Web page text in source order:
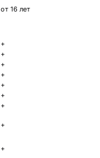
от 16 лет
+
+
+
+
+
+
+
+
+